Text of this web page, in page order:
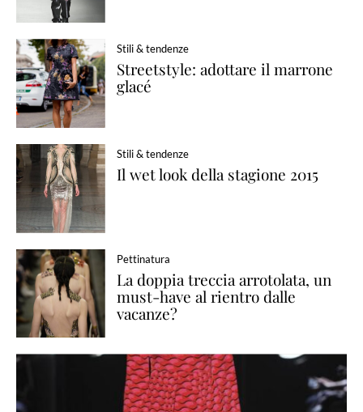
Stili & tendenze
Streetstyle: adottare il marrone
glacé
Stili & tendenze
Il wet look della stagione 2015
Pettinatura
La doppia treccia arrotolata, un
must-have al rientro dalle
vacanze?